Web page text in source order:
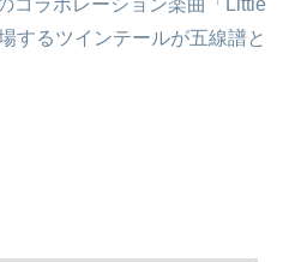
するツインテールが五線譜と